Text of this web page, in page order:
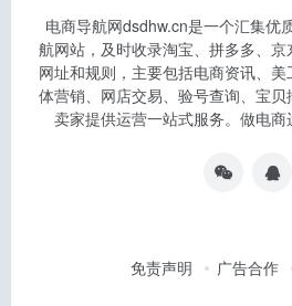
电商导航网dsdhw.cn是一个汇集优
航网站，及时收录淘宝、拼多多、
网址和规则，主要包括电商资讯、
体营销、网店交易、验号查询、宝
卖家提供运营一站式服务。做电商
免责声明 广告合作